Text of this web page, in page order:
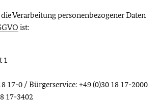
Verarbeitung personenbezogener Daten
ist:
1
17-0 / Bürgerservice: +49 (0)30 18 17-2000
17-3402